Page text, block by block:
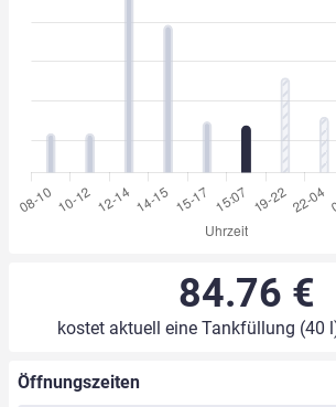
84.76 €
kostet aktuell eine Tankfüllung (40
Öffnungszeiten